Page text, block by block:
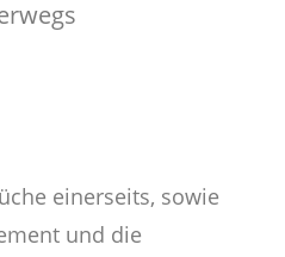
einerseits, sowie
und die